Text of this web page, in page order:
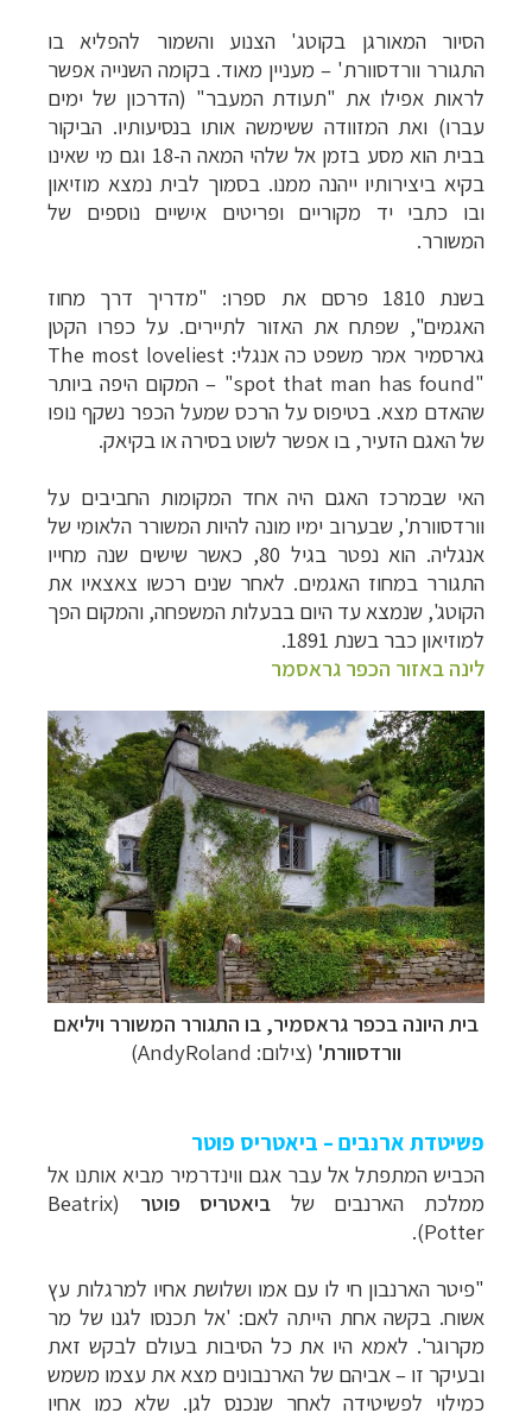
הסיור המאורגן בקוטג' הצנוע והשמור להפליא בו
התגורר וורדסוורת' – מעניין מאוד. בקומה השנייה אפשר
לראות אפילו את "תעודת המעבר" (הדרכון של ימים
עברו) ואת המזוודה ששימשה אותו בנסיעותיו. הביקור
בבית הוא מסע בזמן אל שלהי המאה ה-18 וגם מי שאינו
בקיא ביצירותיו ייהנה ממנו. בסמוך לבית נמצא מוזיאון
ובו כתבי יד מקוריים ופריטים אישיים נוספים של
המשורר.
בשנת 1810 פרסם את ספרו: "מדריך דרך מחוז
האגמים", שפתח את האזור לתיירים. על כפרו הקטן
גארסמיר אמר משפט כה אנגלי:The most loveliest
spot that man has found"
"
–המקום היפה ביותר
שהאדם מצא. בטיפוס על הרכס שמעל הכפר נשקף נופו
של האגם הזעיר, בו אפשר לשוט בסירה או בקיאק.
האי שבמרכז האגם היה אחד המקומות החביבים על
וורדסוורת', שבערוב ימיו מונה להיות המשורר הלאומי של
אנגליה. הוא נפטר בגיל 80, כאשר שישים שנה מחייו
התגורר במחוז האגמים. לאחר שנים רכשו צאצאיו את
הקוטג', שנמצא עד היום בבעלות המשפחה, והמקום הפך
למוזיאון כבר בשנת 1891.
לינה באזור הכפר גראסמר
בית היונה בכפר גראסמיר, בו התגורר המשורר ויליאם
וורדסוורת' (צילום: AndyRoland)
פשיטדת ארנבים – ביאטריס פוטר
הכביש המתפתל אל עבר אגם ווינדרמיר מביא אותנו אל
ממלכת הארנבים של ביאטריס פוטר (
Beatrix
Potter
).
"פיטר הארנבון חי לו עם אמו ושלושת אחיו למרגלות עץ
אשוח. בקשה אחת הייתה לאם: 'אל תכנסו לגנו של מר
מקרוגר'. לאמא היו את כל הסיבות בעולם לבקש זאת
ובעיקר זו – אביהם של הארנבונים מצא את עצמו משמש
כמילוי לפשיטידה לאחר שנכנס לגן. שלא כמו אחיו